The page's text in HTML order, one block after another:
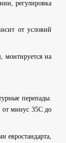
регулировка
от условий
монтируется на
перепады.
от минус 35С до
евростандарта,